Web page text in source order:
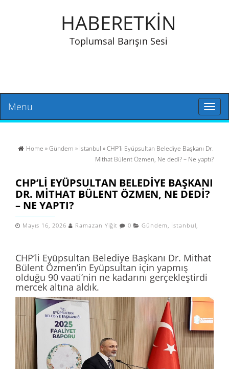
HABERETKİN
Toplumsal Barışın Sesi
Toggle
Menu
Home »Gündem » İstanbul » CHP’li Eyüpsultan Belediye Başkanı Dr.
Mithat Bülent Özmen, Ne dedi? – Ne yaptı?
CHP’LI EYÜPSULTAN BELEDIYE BAŞKANI
DR. MITHAT BÜLENT ÖZMEN, NE DEDI?
– NE YAPTI?
Mayıs 16, 2026 Ramazan Yiğit 0 Gündem , İstanbul,
CHP’li Eyüpsultan Belediye Başkanı Dr. Mithat
Bülent Özmen’in Eyüpsultan için yapmış
olduğu 90 vaati’nin ne kadarını gerçekleştirdi
mercek altına aldık.